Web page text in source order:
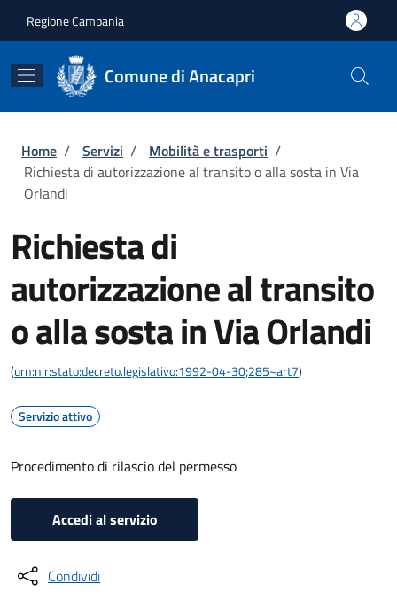
Regione Campania
Comune di Anacapri
Briciole di pane
Home / Servizi / Mobilità e trasporti /
Richiesta di autorizzazione al transito o alla sosta in Via
Orlandi
Richiesta di
autorizzazione al transito
o alla sosta in Via Orlandi
(urn:nir:stato:decreto.legislativo:1992-04-30;285~art7)
Servizio attivo
Procedimento di rilascio del permesso
Accedi al servizio
Condividi